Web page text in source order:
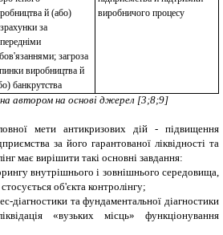
й (або)
за
загроза
виробництва й
банкрутства
виробничого процесу
автором на основі джерел [3;8;9]
мети антикризових дій - підвищення
за його гарантованої ліквідності та
має вирішити такі основні завдання:
внутрішнього і зовнішнього середовища,
об'єкта контролінгу;
діагностики та фундаментальної діагностики
«вузьких місць» функціонування